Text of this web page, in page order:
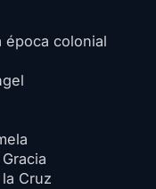
época colonial
Cruz